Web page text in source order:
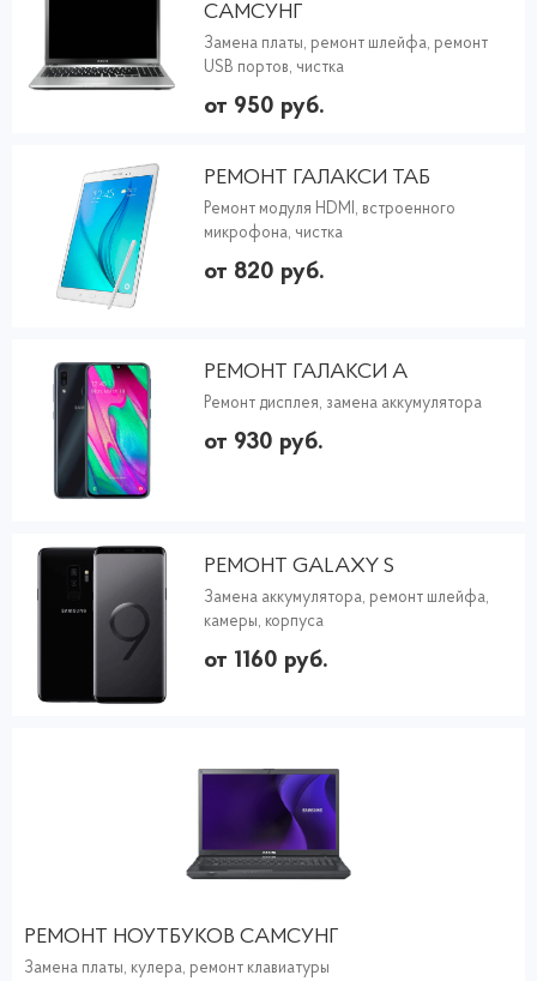
САМСУНГ
Замена платы, ремонт шлейфа, ремонт
USB портов, чистка
от 950 руб.
РЕМОНТ ГАЛАКСИ ТАБ
Ремонт модуля HDMI, встроенного
микрофона, чистка
от 820 руб.
РЕМОНТ ГАЛАКСИ А
Ремонт дисплея, замена аккумулятора
от 930 руб.
РЕМОНТ GALAXY S
Замена аккумулятора, ремонт шлейфа,
камеры, корпуса
от 1160 руб.
РЕМОНТ НОУТБУКОВ САМСУНГ
Замена платы, кулера, ремонт клавиатуры